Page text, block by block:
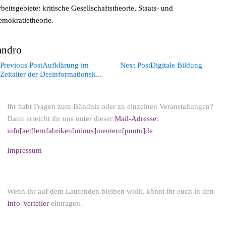
kri­ti­sche Gesell­schafts­theo­rie, Staats- und
Previous PostAufklärung im
Zeitalter der Desinformationsk...
Next PostDigitale Bildung
Ihr habt Fragen zum Bündnis oder zu einzelnen Veranstaltungen?
Dann erreicht ihr uns unter dieserMail-Adresse:
info[aet]lernfabriken[minus]meutern[punto]de
Impressum
Wenn ihr auf dem Laufenden bleiben wollt, könnt ihr euch in den
Info-Verteiler eintragen.